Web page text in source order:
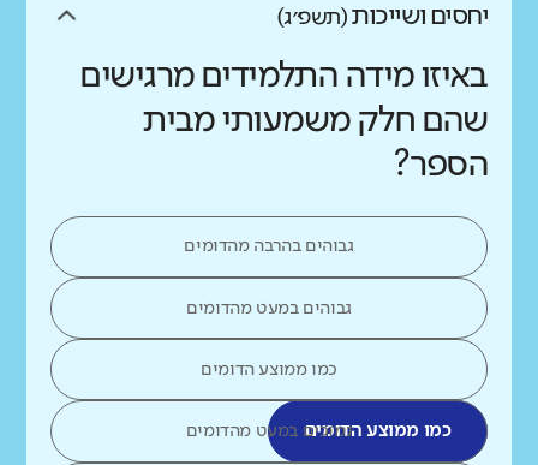
יחסים ושייכות(תשפ״ג)
באיזו מידה התלמידים מרגישים
שהם חלק משמעותי מבית
הספר?
גבוהים בהרבה מהדומים
גבוהים במעט מהדומים
כמו ממוצע הדומים
כמו ממוצע הדומיםנמוכים במעט מהדומים